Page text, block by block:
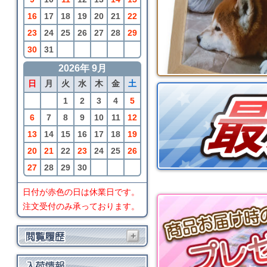
16
17 18 19 20 21
22
23
24 25 26 27 28
29
30
31
2026年 9月
日 月 火 水 木 金
土
1
2 3 4
5
6
7 8 9 10 11
12
13
14 15 16 17 18
19
20
21 22 23 24 25
26
27
28 29 30
日付が赤色の日は休業日です。
注文受付のみ承っております。
+
BRIO
マイファーストマグネ